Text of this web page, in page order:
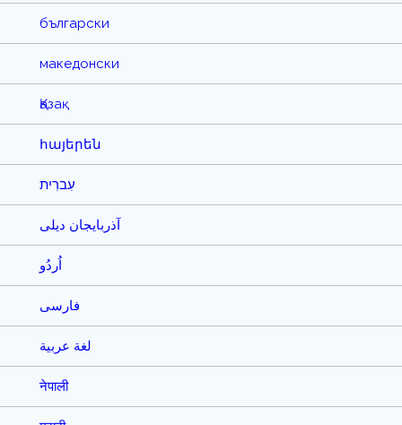
български
македонски
Қазақ
հայերեն
עִברִית
آذربایجان دیلی
اُردُو
فارسی
لغة عربية
नेपाली